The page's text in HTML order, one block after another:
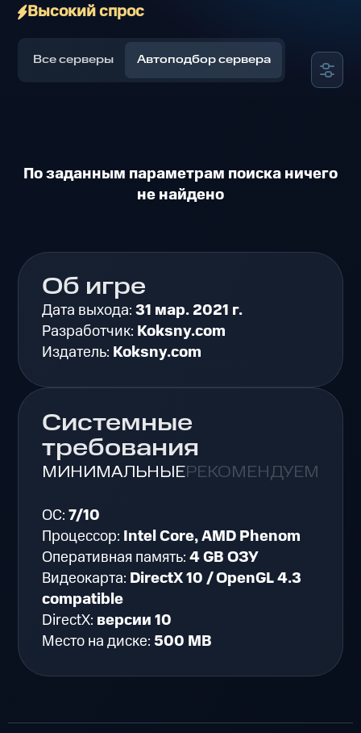
Высокий спрос
Все серверы Автоподбор сервера
По заданным параметрам поиска ничего
не найдено
Об игре
Дата выхода:31 мар. 2021 г.
Разработчик: Koksny.com
Издатель: Koksny.com
Системные
требования
МИНИМАЛЬНЫЕРЕКОМЕНДУЕМЫЕ
ОС:7/10
Процессор: Intel Core, AMD Phenom
Оперативная память:4 GB ОЗУ
Видеокарта: DirectX 10 / OpenGL 4.3
compatible
DirectX: версии 10
Место на диске:500 MB